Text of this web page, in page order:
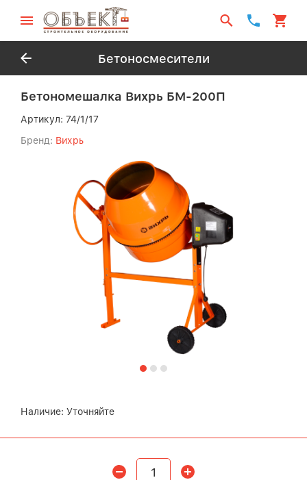
Бетоносмесители
Бетономешалка Вихрь БМ-200П
Артикул: 74/1/17
Бренд: Вихрь
Наличие: Уточняйте